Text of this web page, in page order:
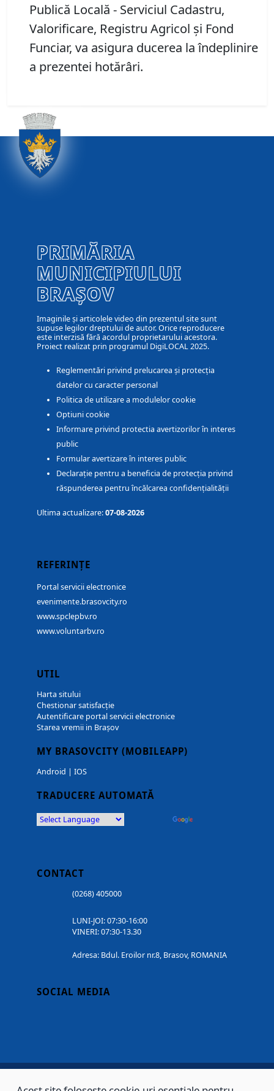
Publică Locală - Serviciul Cadastru,
Valorificare, Registru Agricol și Fond
Funciar, va asigura ducerea la îndeplinire
a prezentei hotărâri.
PRIMĂRIA
MUNICIPIULUI
BRAȘOV
Imaginile și articolele video din prezentul site sunt
supuse legilor dreptului de autor. Orice reproducere
este interzisă fără acordul proprietarului acestora.
Proiect realizat prin programul DigiLOCAL 2025.
Reglementări privind prelucarea și protecția
datelor cu caracter personal
Politica de utilizare a modulelor cookie
Optiuni cookie
Informare privind protectia avertizorilor în interes
public
Formular avertizare în interes public
Declarație pentru a beneficia de protecția privind
răspunderea pentru încălcarea confidențialității
Ultima actualizare:07-08-2026
REFERINȚE
Portal servicii electronice
evenimente.brasovcity.ro
www.spclepbv.ro
www.voluntarbv.ro
UTIL
Harta sitului
Chestionar satisfacție
Autentificare portal servicii electronice
Starea vremii in Brașov
MY BRASOVCITY (MOBILEAPP)
Android | IOS
TRADUCERE AUTOMATĂ
CONTACT
(0268) 405000
LUNI-JOI: 07:30-16:00
VINERI: 07:30-13.30
Adresa: Bdul. Eroilor nr.8, Brasov, ROMANIA
SOCIAL MEDIA